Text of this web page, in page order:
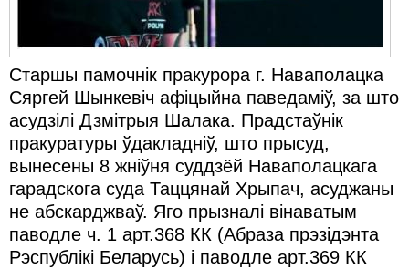
Старшы памочнік пракурора г. Наваполацка
Сяргей Шынкевіч афіцыйна паведаміў, за што
асудзілі Дзмітрыя Шалака. Прадстаўнік
пракуратуры ўдакладніў, што прысуд,
вынесены 8 жніўня суддзёй Наваполацкага
гарадскога суда Таццянай Хрыпач, асуджаны
не абскарджваў. Яго прызналі вінаватым
паводле ч. 1 арт.368 КК (Абраза прэзідэнта
Рэспублікі Беларусь) і паводле арт.369 КК